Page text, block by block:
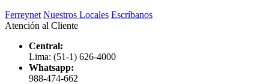
Ferreynet Nuestros Locales Escríbanos
Atención al Cliente
Central:
Lima: (51-1) 626-4000
Whatsapp:
988-474-662